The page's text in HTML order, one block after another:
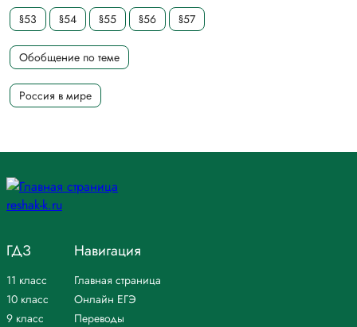
§53 §54 §55 §56 §57
Обобщение по теме
Россия в мире
ГДЗ
11 класс
10 класс
9 класс
Навигация
Главная страница
Онлайн ЕГЭ
Переводы